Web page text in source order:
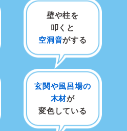
壁や柱を
叩くと
空洞音がする
玄関や風呂場の
木材が
変色している